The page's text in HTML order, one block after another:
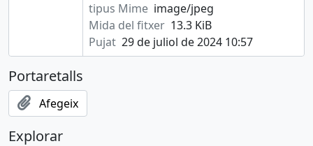
tipus Mime image/jpeg
Mida del fitxer 13.3 KiB
Pujat 29 de juliol de 2024 10:57
Portaretalls
Afegeix
Explorar